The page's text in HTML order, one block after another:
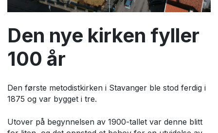
Den nye kirken fyller
100 år
Den første metodistkirken i Stavanger ble stod ferdig i
1875 og var bygget i tre.
Utover på begynnelsen av 1900-tallet var denne blitt